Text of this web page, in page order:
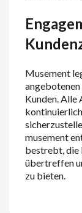
Musement
Kunden. Alle
musement
bestrebt, die
übertreffen
zu bieten.